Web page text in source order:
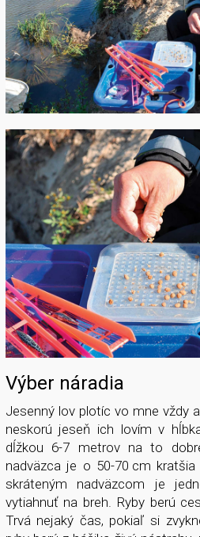
Výber náradia
Jesenný lov plotíc vo mne vždy
neskorú jeseň ich lovím v
dĺžkou 6-7 metrov na to
nadväzca je o 50-70 cm
skráteným nadväzcom je
vytiahnuť na breh. Ryby berú
Trvá nejaký čas, pokiaľ si